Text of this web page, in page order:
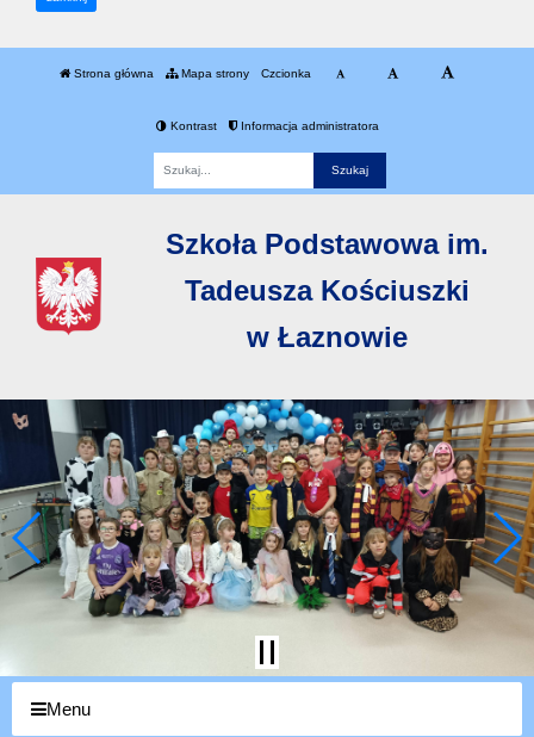
Strona główna Mapa strony Czcionka
Kontrast Informacja administratora
Szkoła Podstawowa im.
Tadeusza Kościuszki
w Łaznowie
Menu